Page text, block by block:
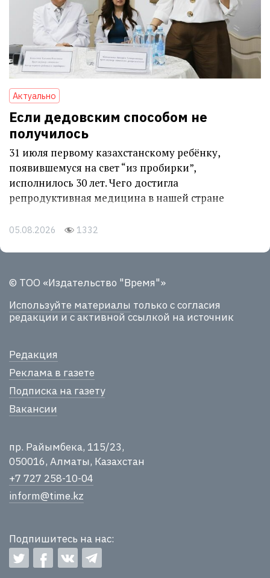
Актуально
Если дедовским способом не
получилось
31 июля первому казахстанскому ребёнку,
появившемуся на свет “из пробирки”,
исполнилось 30 лет. Чего достигла
репродуктивная медицина в нашей стране
05.08.2026 1332
© ТОО «Издательство "Время"»
Используйте материалы только с согласия
редакции и с активной ссылкой на источник
Редакция
Реклама в газете
Подписка на газету
Вакансии
пр. Райымбека, 115/23,
050016, Алматы, Казахстан
+7 727 258-10-04
inform@time.kz
Подпишитесь на нас: